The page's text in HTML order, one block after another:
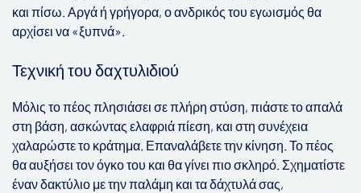
και πίσω. Αργά ή γρήγορα, ο ανδρικός του εγωισμός θα
αρχίσει να «ξυπνά».
Τεχνική του δαχτυλιδιού
Μόλις το πέος πλησιάσει σε πλήρη στύση, πιάστε το απαλά
στη βάση, ασκώντας ελαφριά πίεση, και στη συνέχεια
χαλαρώστε το κράτημα. Επαναλάβετε την κίνηση. Το πέος
θα αυξήσει τον όγκο του και θα γίνει πιο σκληρό. Σχηματίστε
έναν δακτύλιο με την παλάμη και τα δάχτυλά σας,